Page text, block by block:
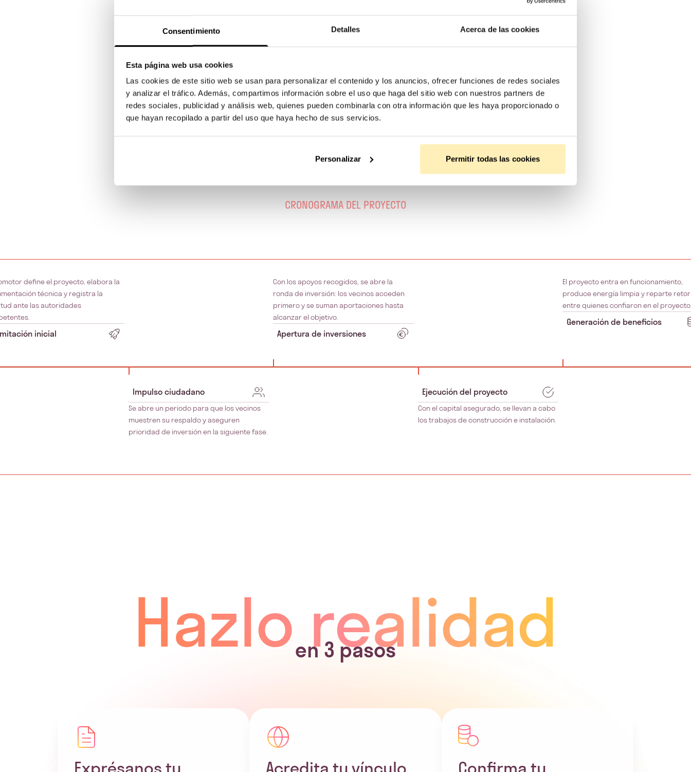
Consentimiento Detalles Acerca de las cookies
Esta página web usa cookies
Las cookies de este sitio web se usan para personalizar el contenido y los anuncios, ofrecer funciones de redes sociales
y analizar el tráfico. Además, compartimos información sobre el uso que haga del sitio web con nuestros partners de
redes sociales, publicidad y análisis web, quienes pueden combinarla con otra información que les haya proporcionado o
que hayan recopilado a partir del uso que haya hecho de sus servicios.
Personalizar Permitir todas las cookies
coinversores que decidan aprovechar esta oportunidad. Podrás
participar desde
500€ y hasta un máximo de 40.000 €,
ya seas un
ciudadano o una empresa local dentro de la zona elegible.
¡Apuesta por un proyecto renovable y sostenible que además de ser
rentable ayuda a hacer más próspera la zona!
CRONOGRAMA DEL PROYECTO
define el proyecto, elabora la
técnica y registra la
ante las autoridades
inicial
Impulso ciudadano
Se abre un periodo para que los vecinos
muestren su respaldo y aseguren
prioridad de inversión en la siguiente fase.
Con los apoyos recogidos, se abre la
ronda de inversión: los vecinos acceden
primero y se suman aportaciones hasta
alcanzar el objetivo.
Apertura de inversiones
Ejecución del proyecto
Con el capital asegurado, se llevan a cabo
los trabajos de construcción e instalación.
El proyecto entra en funcionamiento,
produce energía limpia y reparte
entre quienes confiaron en el
Generación de beneficios
Hazlo realidad
en 3 pasos
Exprésanos tu Acredita tu vínculo Confirma tu